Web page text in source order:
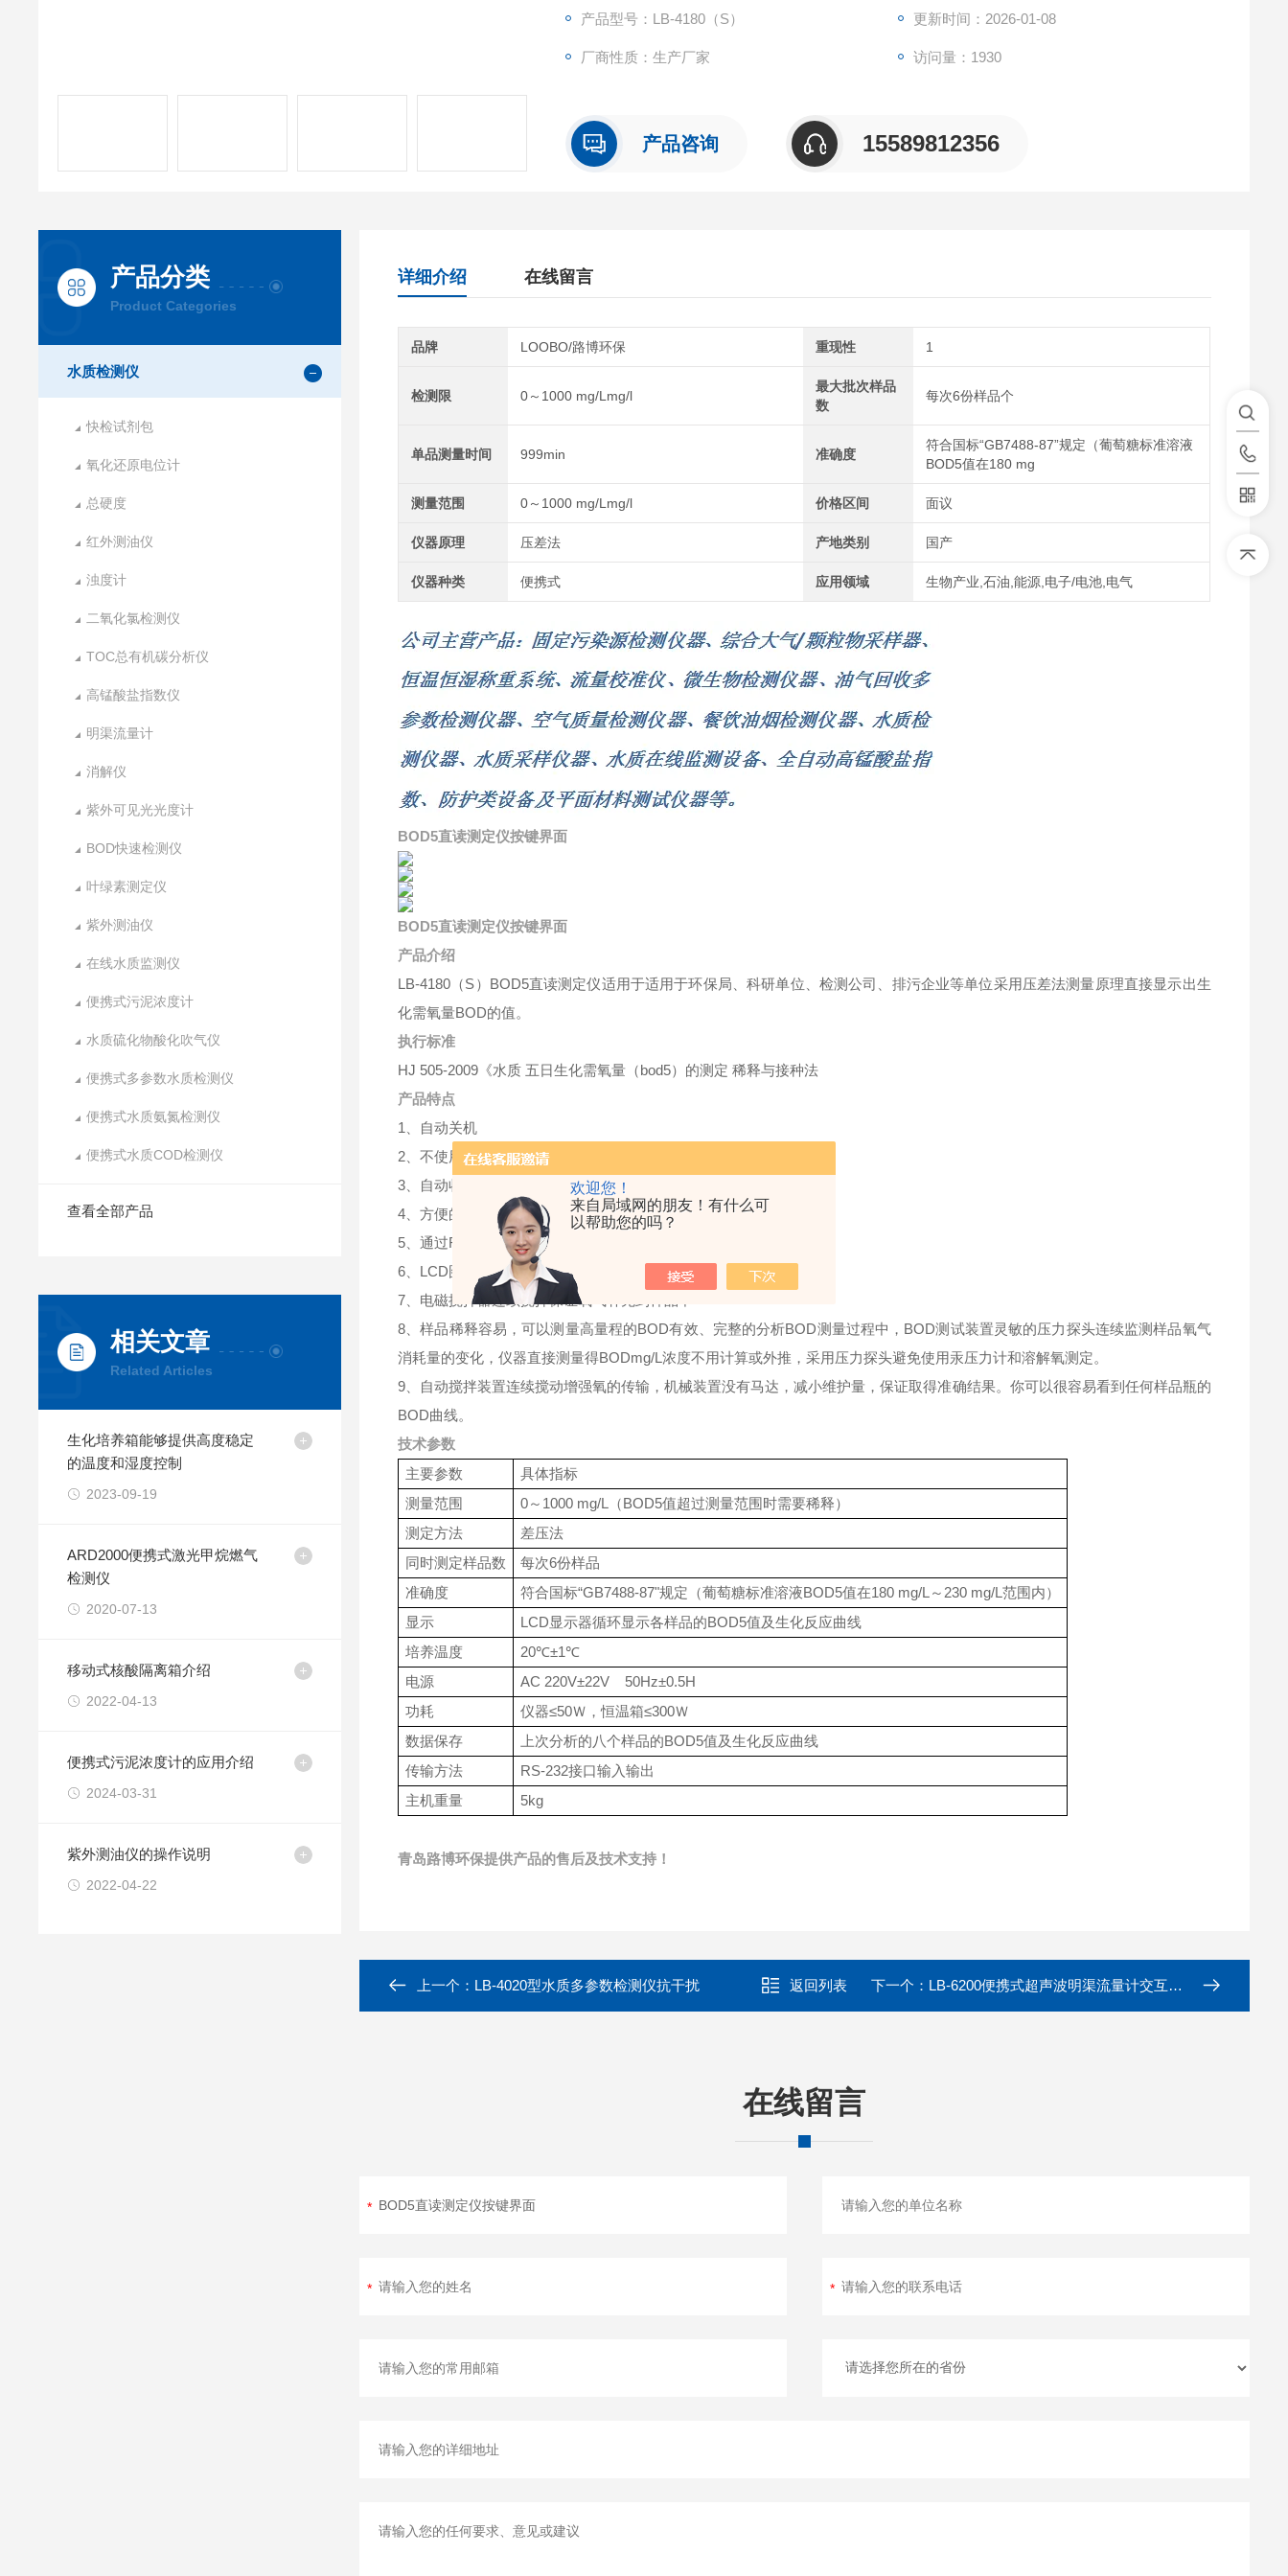
欢迎您！
来自局域网的朋友！有什么可
以帮助您的吗？
产品型号：LB-4180（S） 更新时间：2026-01-08
厂商性质：生产厂家 访问量：1930
产品咨询 15589812356
产品分类
Product Categories
水质检测仪
快检试剂包
氧化还原电位计
总硬度
红外测油仪
浊度计
二氧化氯检测仪
TOC总有机碳分析仪
高锰酸盐指数仪
明渠流量计
消解仪
紫外可见光光度计
BOD快速检测仪
叶绿素测定仪
紫外测油仪
在线水质监测仪
便携式污泥浓度计
水质硫化物酸化吹气仪
便携式多参数水质检测仪
便携式水质氨氮检测仪
便携式水质COD检测仪
查看全部产品
相关文章
Related Articles
生化培养箱能够提供高度稳定
的温度和湿度控制
2023-09-19
ARD2000便携式激光甲烷燃气
检测仪
2020-07-13
移动式核酸隔离箱介绍
2022-04-13
便携式污泥浓度计的应用介绍
2024-03-31
紫外测油仪的操作说明
2022-04-22
详细介绍 在线留言
品牌 LOOBO/路博环保 重现性 1
检测限 0～1000 mg/Lmg/l
最大批次样品
数
每次6份样品个
单品测量时间 999min 准确度
符合国标“GB7488-87”规定（葡萄糖标准溶液
BOD5值在180 mg
测量范围 0～1000 mg/Lmg/l 价格区间 面议
仪器原理 压差法 产地类别 国产
仪器种类 便携式 应用领域 生物产业,石油,能源,电子/电池,电气
BOD5直读测定仪按键界面
BOD5直读测定仪按键界面
产品介绍
LB-4180（S）BOD5直读测定仪适用于适用于环保局、科研单位、检测公司、排污企业等单位采用压差法测量原理直接显示出生
化需氧量BOD的值。
执行标准
HJ 505-2009《水质 五日生化需氧量（bod5）的测定 稀释与接种法
产品特点
1、自动关机
2、不使用水银，安全、无二次污染
3、自动收集和贮存数据
4、方便的按键界面
5、通过RS—232接口输入输出
6、LCD图形显示连续更新BOD测试结果和状态
7、电磁搅拌器连续搅拌保证氧气补充到样品中
8、样品稀释容易，可以测量高量程的BOD有效、完整的分析BOD测量过程中，BOD测试装置灵敏的压力探头连续监测样品氧气
消耗量的变化，仪器直接测量得BODmg/L浓度不用计算或外推，采用压力探头避免使用汞压力计和溶解氧测定。
9、自动搅拌装置连续搅动增强氧的传输，机械装置没有马达，减小维护量，保证取得准确结果。你可以很容易看到任何样品瓶的
BOD曲线。
技术参数
主要参数
具体指标
测量范围
0～1000 mg/L（BOD5值超过测量范围时需要稀释）
测定方法
差压法
同时测定样品数
每次6份样品
准确度
符合国标“GB7488-87"规定（葡萄糖标准溶液BOD5值在180 mg/L～230 mg/L范围内）
显示
LCD显示器循环显示各样品的BOD5值及生化反应曲线
培养温度
20℃±1℃
电源
AC 220V±22V 50Hz±0.5H
功耗
仪器≤50Ｗ，恒温箱≤300Ｗ
数据保存
上次分析的八个样品的BOD5值及生化反应曲线
传输方法
RS-232接口输入输出
主机重量
5kg
青岛路博环保提供产品的售后及技术支持！
上一个： LB-4020型水质多参数检测仪抗干扰 返回列表 下一个： LB-6200便携式超声波明渠流量计交互界面
在线留言